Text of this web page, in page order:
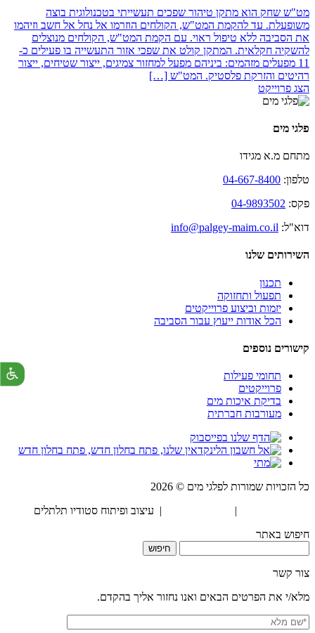
מט"ש שחק הוא מתקן טיהור שפכים תעשייתי בטכנולוגית בוצה
משופעלת.‏ עד להקמת המט"ש, הקולחים הוזרמו אל נחל אל חשב וזיהמו
את הסביבה ללא טיפול ראוי. ‏עם הקמת המט"ש, הקולחים מנוצלים
להשקיה חקלאית.‏ המתקן קולט את שפכי אזור התעשייה בו פעילים כ-
11 מפעלים מזהמים: ביניהם מפעל ‏למחזור צמיגים, ייצור שטיחים, ייצור
רהיטים והזרקת פלסטיק. המט"ש […]
הצג פרוייקט
פלגי מים
מתחם מ.א מגידו
טלפון: 04-667-8400
פקס: 04-9893502
דוא"ל: info@palgey-maim.co.il
השירותים שלנו
תכנון
תפעול ותחזוקה
יזמות וביצוע פרוייקטים
הכל אודות ייעוץ עבור הסביבה
קישורים נוספים
תחומי פעילות
פרוייקטים
בדיקת איכות מים
מעורבות חברתית
כל הזכויות שמורות לפלגי מים © 2026
|
| עיצוב ופיתוח סטודיו תלתלים
חיפוש באתר
צור קשר
מלא/י את הפרטים הבאים ואנו נחזור אליך בהקדם.